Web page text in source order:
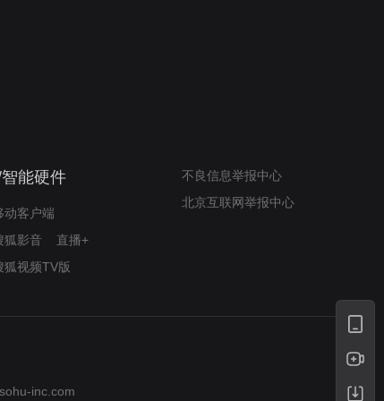
能硬件
动客户端
狐影音
直播+
狐视频TV版
不良信息举报中心
北京互联网举报中心
inc.com